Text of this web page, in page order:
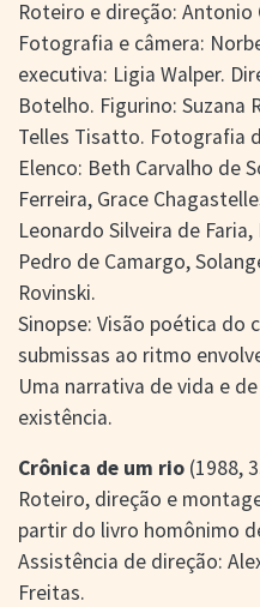
Roteiro e direção: Antonio
Fotografia e câmera:
executiva: Ligia Walper.
Botelho. Figurino: Suzana
Telles Tisatto. Fotografia
Elenco: Beth Carvalho de
Ferreira, Grace
Leonardo Silveira de
Pedro de Camargo,
Rovinski.
Sinopse: Visão poética do
submissas ao ritmo
Uma narrativa de vida e
existência.
Crônica de um rio (1988,
Roteiro, direção e
partir do livro homônimo
Assistência de direção:
Freitas.